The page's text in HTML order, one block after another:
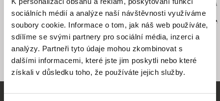
sociálních médií a analýze naší návštěvnosti využíváme
soubory cookie. Informace o tom, jak náš web používáte,
sdílíme se svými partnery pro sociální média, inzerci a
analýzy. Partneři tyto údaje mohou zkombinovat s
dalšími informacemi, které jste jim poskytli nebo které
získali v důsledku toho, že používáte jejich služby.
Jonas Mekas
Vzpomínky na cestu do
Jonas Mekas
Cassis
Dušan Hanák
Obrazy